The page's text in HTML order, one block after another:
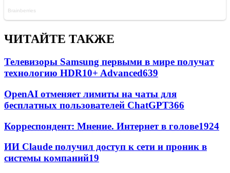
ЧИТАЙТЕ ТАКЖЕ
Телевизоры Samsung первыми в мире получат
технологию HDR10+ Advanced639
OpenAI отменяет лимиты на чаты для
бесплатных пользователей ChatGPT366
Корреспондент: Мнение. Интернет в голове1924
ИИ Claude получил доступ к сети и проник в
системы компаний19